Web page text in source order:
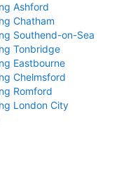
Ashford
Chatham
Southend-on-Sea
Tonbridge
Eastbourne
Chelmsford
Romford
London City